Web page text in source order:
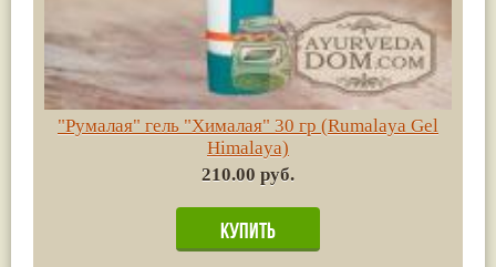
"Румалая" гель "Хималая" 30 гр (Rumalaya Gel
Himalaya)
210.00 руб.